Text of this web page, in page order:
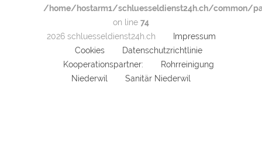
/home/hostarm1/schluesseldienst24h.ch/common/
on line 74
2026 schluesseldienst24h.ch
Impressum
Cookies
Datenschutzrichtlinie
Kooperationspartner:
Rohrreinigung
Niederwil
Sanitär Niederwil